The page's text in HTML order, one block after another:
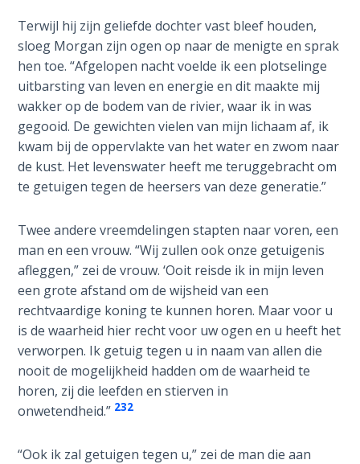
Paul’s
Epistle
To the
Saints
in
Rome
Book
2
Corinthians
The Epistle
of
Sanctification
- Book 1
First
Corinthians
The Epistle
of
Sanctification
Terwijl hij zijn geliefde dochter vast bleef houden,
sloeg Morgan zijn ogen op naar de menigte en sprak
hen toe. “Afgelopen nacht voelde ik een plotselinge
uitbarsting van leven en energie en dit maakte mij
wakker op de bodem van de rivier, waar ik in was
gegooid. De gewichten vielen van mijn lichaam af, ik
kwam bij de oppervlakte van het water en zwom naar
de kust. Het levenswater heeft me teruggebracht om
te getuigen tegen de heersers van deze generatie.”
Twee andere vreemdelingen stapten naar voren, een
man en een vrouw. “Wij zullen ook onze getuigenis
afleggen,” zei de vrouw. ‘Ooit reisde ik in mijn leven
een grote afstand om de wijsheid van een
rechtvaardige koning te kunnen horen. Maar voor u
is de waarheid hier recht voor uw ogen en u heeft het
verworpen. Ik getuig tegen u in naam van allen die
nooit de mogelijkheid hadden om de waarheid te
horen, zij die leefden en stierven in
onwetendheid.” 232
“Ook ik zal getuigen tegen u,” zei de man die aan